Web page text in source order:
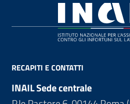
RECAPITI E CONTATTI
INAIL Sede centrale